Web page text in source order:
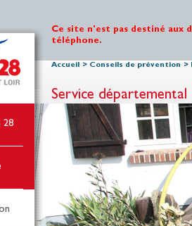
28
Ce site n'est pas destiné aux
téléphone.
Accueil > Conseils de prévention >
Service